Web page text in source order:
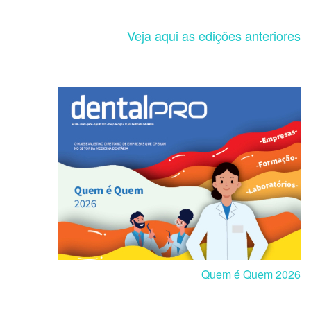
Veja aqui as edições anteriores
Quem é Quem 2026